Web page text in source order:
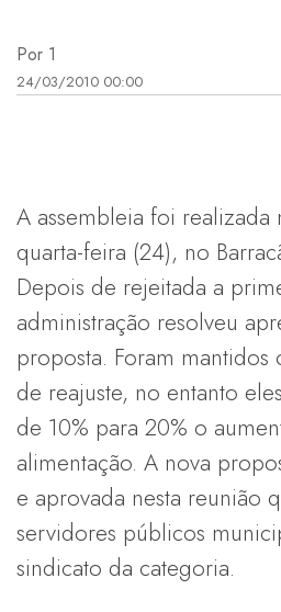
Por 1
24/03/2010 00:00
A assembleia foi realizada
quarta-feira (24), no
Depois de rejeitada a
administração resolveu
proposta. Foram mantidos
de reajuste, no entanto
de 10% para 20% o
alimentação. A nova
e aprovada nesta reunião
servidores públicos
sindicato da categoria.